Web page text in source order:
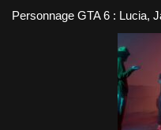
Personnage GTA 6 : Lucia,